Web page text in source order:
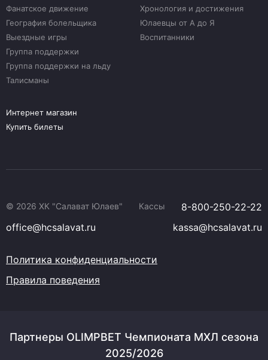
Фанатское движение
География болельщика
Выездные игры
Группа поддержки
Группа поддержки на льду
Талисманы
Хронология и достижения
Юлаевцы от А до Я
Воспитанники
Интернет магазин
Купить билеты
© 2026 ХК "Салават Юлаев" Кассы
8-800-250-22-22
office@hcsalavat.ru
kassa@hcsalavat.ru
Политика конфиденциальности
Правила поведения
Партнеры OLIMPBET Чемпионата МХЛ сезона
2025/2026